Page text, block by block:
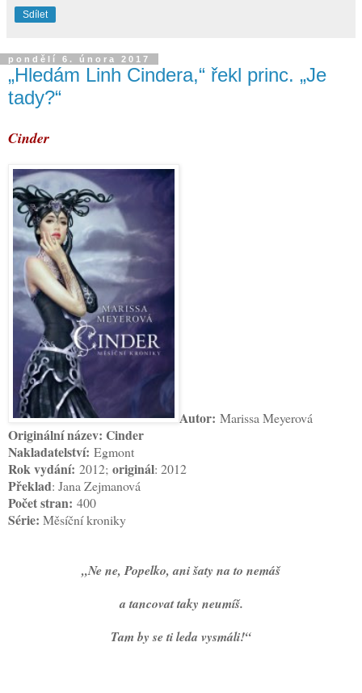
Sdílet
pondělí 6. února 2017
„Hledám Linh Cindera,“ řekl princ. „Je
tady?“
Cinder
Autor: Marissa Meyerová
Originální název: Cinder
Nakladatelství: Egmont
Rok vydání: 2012; originál: 2012
Překlad: Jana Zejmanová
Počet stran: 400
Série: Měsíční kroniky
„Ne ne, Popelko, ani šaty na to nemáš
a tancovat taky neumíš.
Tam by se ti leda vysmáli!“